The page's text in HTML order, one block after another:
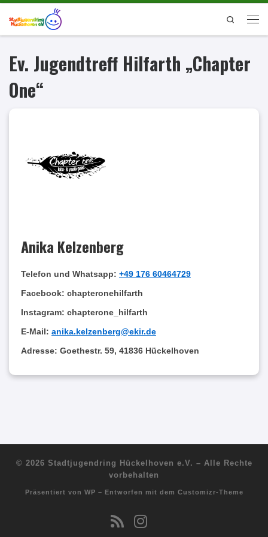
Zum Inhalt springen
Search
Ev. Jugendtreff Hilfarth „Chapter
One“
Anika Kelzenberg
Telefon und Whatsapp: +49 176 60464729
Facebook: chapteronehilfarth
Instagram: chapterone_hilfarth
E-Mail: anika.kelzenberg@ekir.de
Adresse: Goethestr. 59, 41836 Hückelhoven
© 2026 Stadtjugendring Hückelhoven e.V. – Alle Rechte
vorbehalten
Präsentiert von WP – Entworfen mit dem Customizr-Theme